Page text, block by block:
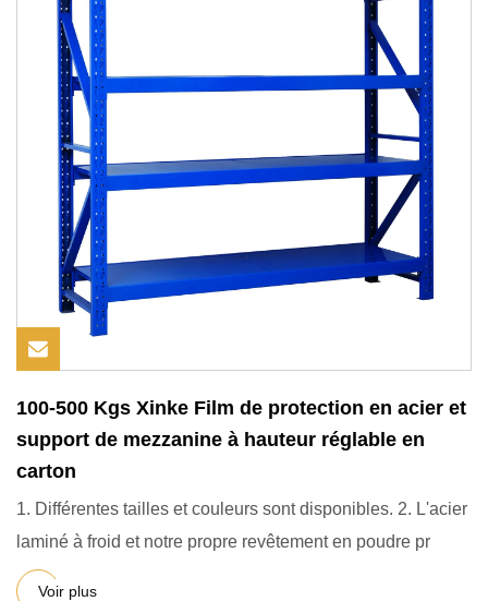
100-500 Kgs Xinke Film de protection en acier et
support de mezzanine à hauteur réglable en
carton
1. Différentes tailles et couleurs sont disponibles. 2. L'acier
laminé à froid et notre propre revêtement en poudre pr
Voir plus